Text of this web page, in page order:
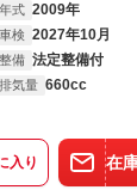
年式 2009年
車検 2027年10月
整備 法定整備付
排気量 660cc
入り 在